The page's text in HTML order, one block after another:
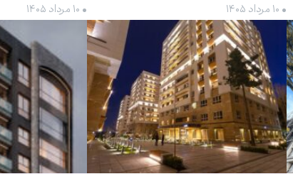
• ۱۰ مرداد ۱۴۰۵ • ۱۰ مرداد ۱۴۰۵